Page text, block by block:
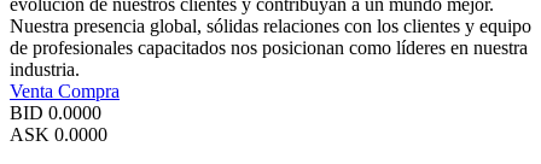
evolución de nuestros clientes y contribuyan a un mundo mejor.
Nuestra presencia global, sólidas relaciones con los clientes y equipo
de profesionales capacitados nos posicionan como líderes en nuestra
industria.
Venta Compra
BID 0.0000
ASK 0.0000